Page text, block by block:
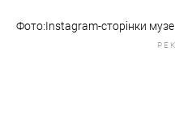
Фото:Instagram-сторінки